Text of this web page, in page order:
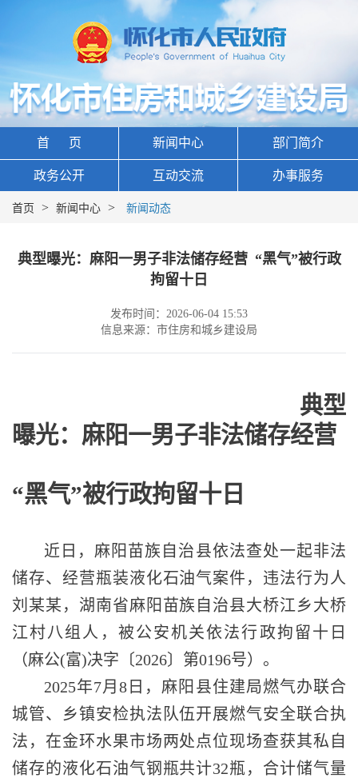
首 页 新闻中心 部门简介
政务公开 互动交流 办事服务
首页 > 新闻中心 > 新闻动态
典型曝光：麻阳一男子非法储存经营 “黑气”被行政
拘留十日
发布时间：2026-06-04 15:53
信息来源：市住房和城乡建设局
典型
曝光：麻阳一男子非法储存经营
“黑气”被行政拘留十日
近日，麻阳苗族自治县依法查处一起非法
储存、经营瓶装液化石油气案件，违法行为人
刘某某， 湖南省麻阳苗族自治县大桥江乡大桥
江村八组 人，被公安机关依法行政拘留十日
（麻公(富)决字〔2026〕第0196号）。
2025年7月8日，麻阳县住建局燃气办联合
城管、乡镇安检执法队伍开展燃气安全联合执
法，在金环水果市场两处点位现场查获其私自
储存的液化石油气钢瓶共计32瓶，合计储气量